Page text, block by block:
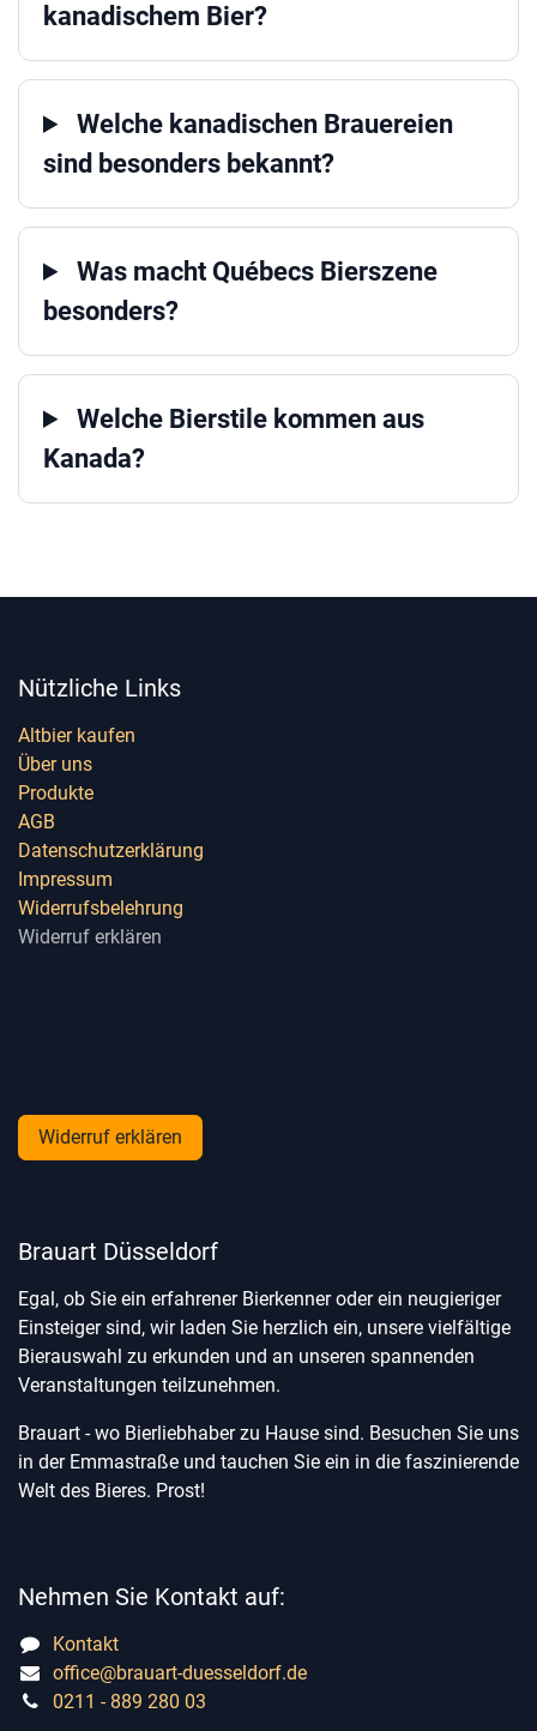
kanadischem Bier?
Welche kanadischen Brauereien
sind besonders bekannt?
Was macht Québecs Bierszene
besonders?
Welche Bierstile kommen aus
Kanada?
Nützliche Links
Altbier kaufen
Über uns
Produkte
AGB
Datenschutzerklärung
Impressum
Widerrufsbelehrung
Widerruf erklären
Widerruf erklären
Brauart Düsseldorf
Egal, ob Sie ein erfahrener Bierkenner oder ein neugieriger
Einsteiger sind, wir laden Sie herzlich ein, unsere vielfältige
Bierauswahl zu erkunden und an unseren spannenden
Veranstaltungen teilzunehmen.
Brauart - wo Bierliebhaber zu Hause sind. Besuchen Sie uns
in der Emmastraße und tauchen Sie ein in die faszinierende
Welt des Bieres. Prost!
Nehmen Sie Kontakt auf:
Kontakt
office@brauart-duesseldorf.de
0211 - 889 280 03